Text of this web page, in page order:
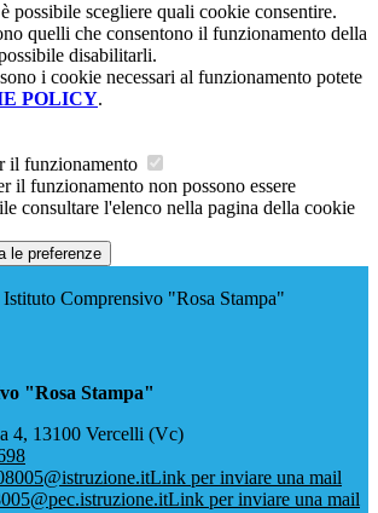
possibile scegliere quali cookie consentire.
quelli che consentono il funzionamento della
disabilitarli.
i cookie necessari al funzionamento potete
POLICY.
il funzionamento
il funzionamento non possono essere
consultare l'elenco nella pagina della cookie
le preferenze
Istituto Comprensivo "Rosa Stampa"
"Rosa Stampa"
4, 13100 Vercelli (Vc)
Link per inviare una mail
Link per inviare una mail